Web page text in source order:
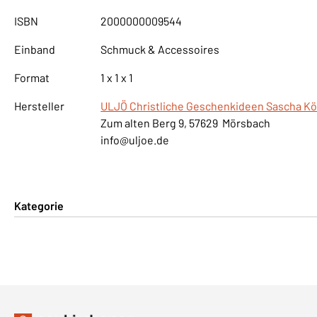
ISBN 2000000009544
Einband Schmuck & Accessoires
Format 1 x 1 x 1
Hersteller
ULJÖ Christliche Geschenkideen Sascha
Zum alten Berg 9, 57629 Mörsbach
info@uljoe.de
Kategorie